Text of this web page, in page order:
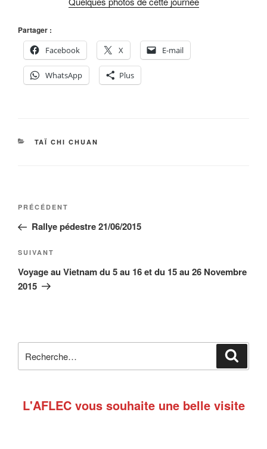
Partager :
Facebook
X E-mail
WhatsApp Plus
CATÉGORIES
TAÏ CHI CHUAN
Navigation
l’article
Article
précédent
PRÉCÉDENT
Rallye pédestre 21/06/2015
Article
suivant
SUIVANT
Voyage au Vietnam du 5 au 16 et du 15 au 26 Novembre
2015
pour
L'AFLEC vous souhaite une belle visite